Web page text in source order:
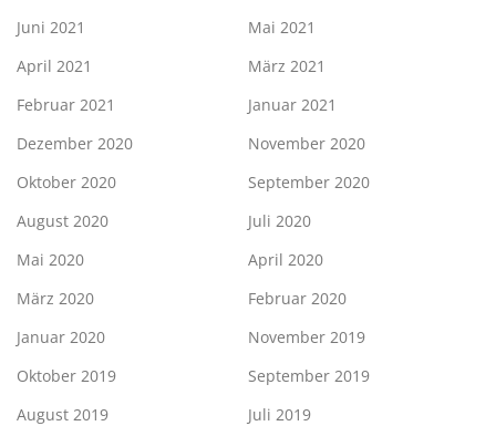
Juni 2021
Mai 2021
April 2021
März 2021
Februar 2021
Januar 2021
Dezember 2020
November 2020
Oktober 2020
September 2020
August 2020
Juli 2020
Mai 2020
April 2020
März 2020
Februar 2020
Januar 2020
November 2019
Oktober 2019
September 2019
August 2019
Juli 2019